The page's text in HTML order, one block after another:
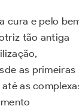
cura e pelo
tão antiga
as primeiras
as